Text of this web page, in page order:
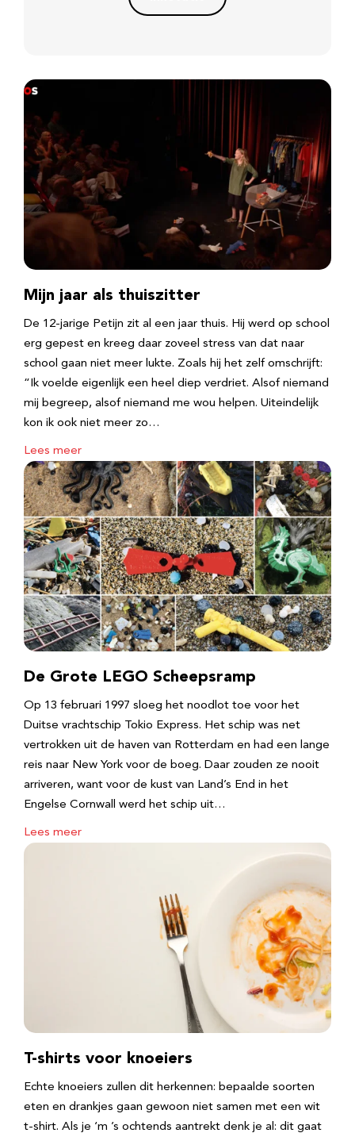
Mijn jaar als thuiszitter
De 12-jarige Petijn zit al een jaar thuis. Hij werd op school
erg gepest en kreeg daar zoveel stress van dat naar
school gaan niet meer lukte. Zoals hij het zelf omschrijft:
“Ik voelde eigenlijk een heel diep verdriet. Alsof niemand
mij begreep, alsof niemand me wou helpen. Uiteindelijk
kon ik ook niet meer zo…
Lees meer
De Grote LEGO Scheepsramp
Op 13 februari 1997 sloeg het noodlot toe voor het
Duitse vrachtschip Tokio Express. Het schip was net
vertrokken uit de haven van Rotterdam en had een lange
reis naar New York voor de boeg. Daar zouden ze nooit
arriveren, want voor de kust van Land’s End in het
Engelse Cornwall werd het schip uit…
Lees meer
T-shirts voor knoeiers
Echte knoeiers zullen dit herkennen: bepaalde soorten
eten en drankjes gaan gewoon niet samen met een wit
t-shirt. Als je ‘m ’s ochtends aantrekt denk je al: dit gaat